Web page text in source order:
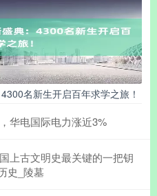
名新生开启百年求学之旅！
华电国际电力涨近3%
上古文明史最关键的一把钥
史_陵墓